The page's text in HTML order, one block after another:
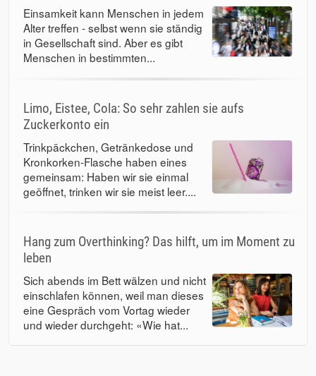
Einsamkeit kann Menschen in jedem
Alter treffen - selbst wenn sie ständig
in Gesellschaft sind. Aber es gibt
Menschen in bestimmten...
Limo, Eistee, Cola: So sehr zahlen sie aufs
Zuckerkonto ein
Trinkpäckchen, Getränkedose und
Kronkorken-Flasche haben eines
gemeinsam: Haben wir sie einmal
geöffnet, trinken wir sie meist leer....
Hang zum Overthinking? Das hilft, um im Moment zu
leben
Sich abends im Bett wälzen und nicht
einschlafen können, weil man dieses
eine Gespräch vom Vortag wieder
und wieder durchgeht: «Wie hat...